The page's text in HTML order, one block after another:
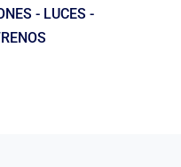
- LUCES -